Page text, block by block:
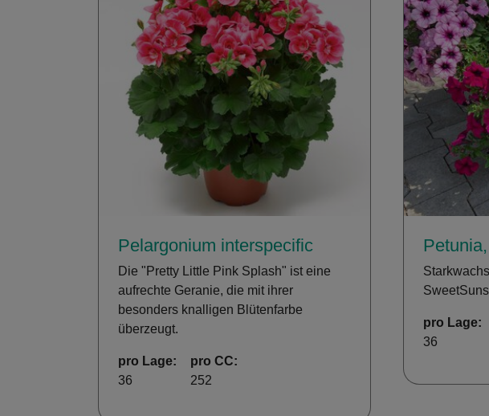
Pelargonium interspecific
Die "Pretty Little Pink Splash" ist eine
aufrechte Geranie, die mit ihrer
besonders knalligen Blütenfarbe
überzeugt.
pro Lage:
36
pro CC:
252
pro Lage:
36